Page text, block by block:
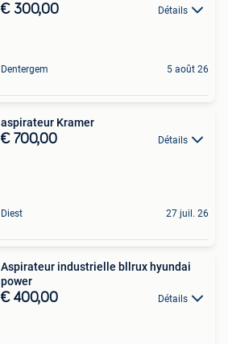
€ 300,00 Détails
Dentergem 5 août 26
aspirateur Kramer
€ 700,00 Détails
Diest 27 juil. 26
Aspirateur industrielle bllrux hyundai
power
€ 400,00 Détails